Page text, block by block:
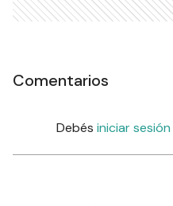
Comentarios
Debés iniciar sesión